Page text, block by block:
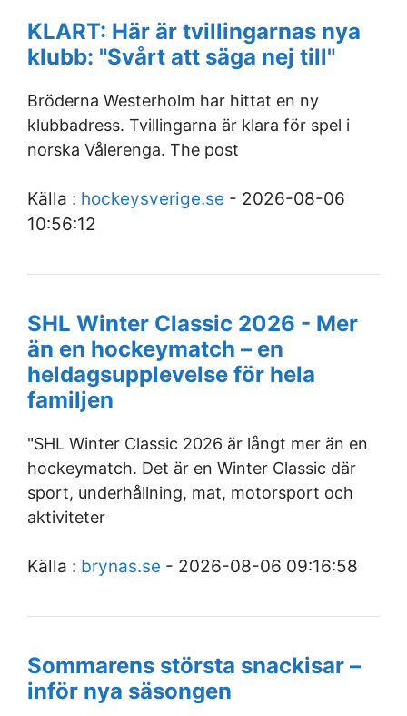
KLART: Här är tvillingarnas nya
klubb: "Svårt att säga nej till"
Bröderna Westerholm har hittat en ny
klubbadress. Tvillingarna är klara för spel i
norska Vålerenga. The post
Källa : hockeysverige.se - 2026-08-06
10:56:12
SHL Winter Classic 2026 - Mer
än en hockeymatch – en
heldagsupplevelse för hela
familjen
"SHL Winter Classic 2026 är långt mer än en
hockeymatch. Det är en Winter Classic där
sport, underhållning, mat, motorsport och
aktiviteter
Källa : brynas.se - 2026-08-06 09:16:58
Sommarens största snackisar –
inför nya säsongen